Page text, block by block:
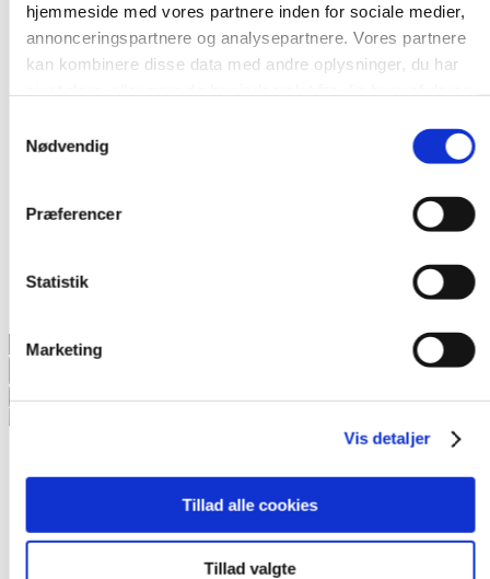
hjemmeside med vores partnere inden for sociale medier,
annonceringspartnere og analysepartnere. Vores partnere
kan kombinere disse data med andre oplysninger, du har
Nødvendig
Præferencer
Statistik
Marketing
Vis detaljer
Tillad alle cookies
Tillad valgte
Products
search
Cases
Webshop